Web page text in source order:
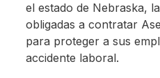
el estado de Nebraska,
obligadas a contratar
para proteger a sus
accidente laboral.